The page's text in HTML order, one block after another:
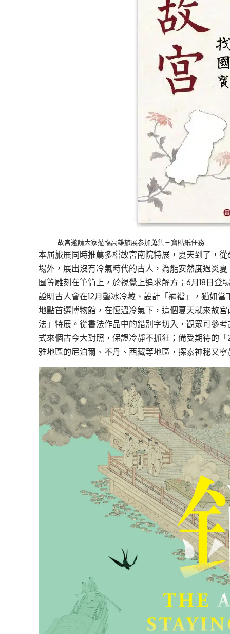
故宫邀請大家蒞臨高雄旅展参加蒐集三寶貼紙任務
本屆旅展同時推薦多檔故宮南院特展，夏天到了，
場外，展出沒有冷氣時代的古人，為能安然度過炎
圖等雕刻在筆筒上，於視覺上追求解方 ；6月18 日登
證明古人會在12月鑿冰冷藏 、設計「裲襠」，猶如當
地點首選博物館 ，在恆溫冷氣下，這個夏天就來故
法」特展 。從書法作品中的錯別字切入，觀眾可參
式來個古今大對照，保證冷靜不抓狂；備受期待的 「
雅地區的尼泊爾、不丹、西藏等地區，探索神秘又寧